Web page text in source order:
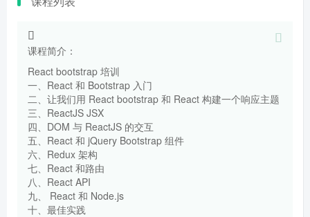
课程简介：
React bootstrap 培训
一、React 和 Bootstrap 入门
二、让我们用 React bootstrap 和 React 构建一个响应主题
三、ReactJS JSX
四、DOM 与 ReactJS 的交互
五、React 和 jQuery Bootstrap 组件
六、Redux 架构
七、React 和路由
八、React API
九、 React 和 Node.js
十、最佳实践